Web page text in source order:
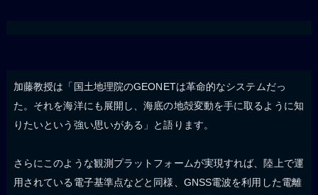
加藤教授は「国土地理院のGEONETは革命的なシステムだっ
た。それを海洋にも展開し、海底の地殻変動を手に取るように知
りたいという強い思いがある」と語ります。
さらにこのような観測プラットフォームが実現すれば、陸上で運
用されている電子基準点などと同様、GNSS電波を利用した電離